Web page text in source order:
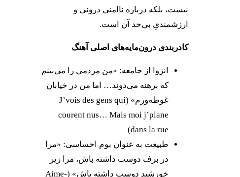
نیست، بلکه درباره ناامنی درونی و
ارزشمندیِ بی‌حد آن است.
کادربندی درون‌مایه‌های اصلی آهنگ
انزوا از جامعه: «من مردمی را می‌بینم
که برهنه می‌دوند… اما من در خیابان
غوطه‌ورم» (J’vois des gens qui
courent nus… Mais moi j’plane
dans la rue)
طبیعت به عنوان بوم احساسی: «مرا
در برف دوست داشته باش، مرا زیر
خورشید دوست داشته باش» (Aime-